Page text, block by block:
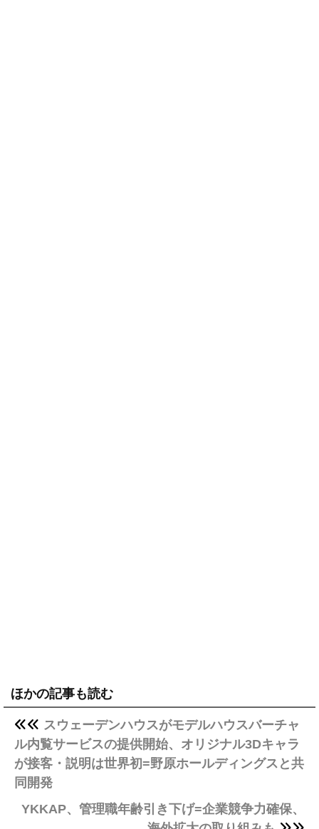
ほかの記事も読む
スウェーデンハウスがモデルハウスバーチャ
ル内覧サービスの提供開始、オリジナル3Dキャラ
が接客・説明は世界初=野原ホールディングスと共
同開発
YKKAP、管理職年齢引き下げ=企業競争力確保、